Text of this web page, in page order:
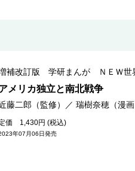
補改訂版 学研まんが ＮＥＷ世
メリカ独立と南北戦争
藤二郎（監修） ／ 瑞樹奈穂（漫画
価 1,430円 (税込)
年07月06日発売